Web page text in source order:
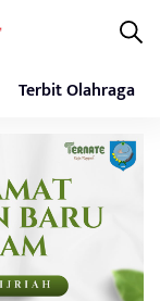
Terbit Olahraga